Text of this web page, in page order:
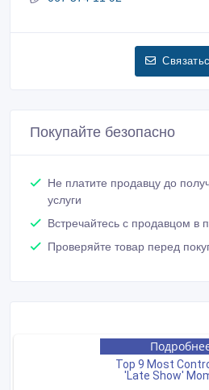
Покупайте безопасно
Не платите продавцу до
услуги
Встречайтесь с продавцом в
Проверяйте товар перед